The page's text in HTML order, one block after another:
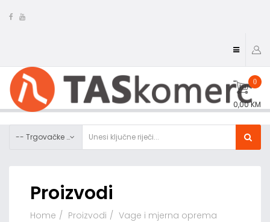
0
0,00 KM
-- Trgovačke vage
Proizvodi
Home Proizvodi
Vage i mjerna oprema